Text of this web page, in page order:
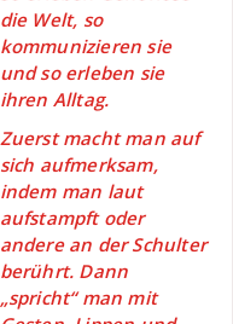
die Welt, so
kommunizieren sie
und so erleben sie
ihren Alltag.
Zuerst macht man auf
sich aufmerksam,
indem man laut
aufstampft oder
andere an der Schulter
berührt. Dann
„spricht“ man mit